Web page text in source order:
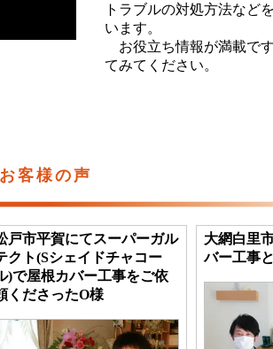
トラブルの対処方法など
います。
お役立ち情報が満載で
てみてください。
客様の声
戸市平賀にてスーパーガル
クト(Sシェイドチャコー
)で屋根カバー工事をご依
くださったO様
大網白里
バー工事